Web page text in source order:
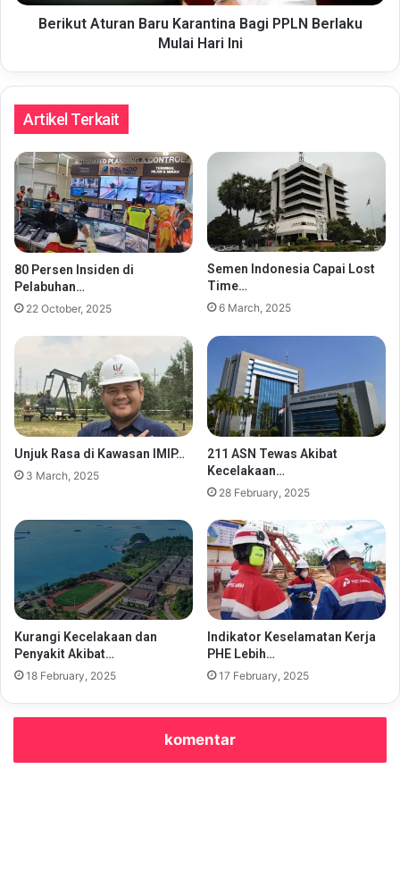
Berikut Aturan Baru Karantina Bagi PPLN Berlaku
Mulai Hari Ini
Artikel Terkait
80 Persen Insiden di
Pelabuhan…
22 October, 2025
Semen Indonesia Capai Lost
Time…
6 March, 2025
Unjuk Rasa di Kawasan IMIP…
3 March, 2025
211 ASN Tewas Akibat
Kecelakaan…
28 February, 2025
Kurangi Kecelakaan dan
Penyakit Akibat…
18 February, 2025
Indikator Keselamatan Kerja
PHE Lebih…
17 February, 2025
komentar